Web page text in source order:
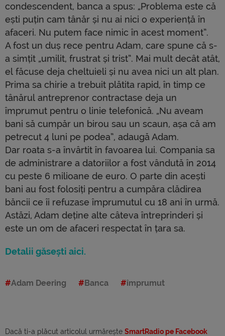
condescendent, banca a spus: „Problema este că
ești puțin cam tânăr și nu ai nici o experiență în
afaceri. Nu putem face nimic în acest moment”.
A fost un duș rece pentru Adam, care spune că s-
a simțit „umilit, frustrat și trist”. Mai mult decât atât,
el făcuse deja cheltuieli și nu avea nici un alt plan.
Prima sa chirie a trebuit plătita rapid, în timp ce
tânărul antreprenor contractase deja un
împrumut pentru o linie telefonică. „Nu aveam
bani să cumpăr un birou sau un scaun, așa că am
petrecut 4 luni pe podea”, adaugă Adam.
Dar roata s-a învârtit în favoarea lui. Compania sa
de administrare a datoriilor a fost vândută în 2014
cu peste 6 milioane de euro. O parte din acești
bani au fost folosiți pentru a cumpăra clădirea
băncii ce îi refuzase împrumutul cu 18 ani în urmă.
Astăzi, Adam deține alte câteva întreprinderi și
este un om de afaceri respectat în țara sa.
Detalii găsești aici.
Adam Deering Banca împrumut
Dacă ti-a plăcut articolul urmărește SmartRadio pe Facebook